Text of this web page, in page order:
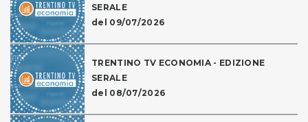
SERALE
del 09/07/2026
TRENTINO TV ECONOMIA - EDIZIONE
SERALE
del 08/07/2026